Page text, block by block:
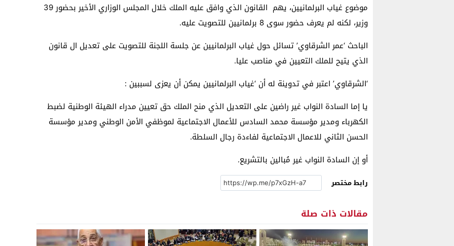
موضوع غياب البرلمانيين، يهم القانون الذي وافق عليه الملك خلال المجلس الوزاري الأخير بحضور 39
وزير، لكنه لم يعرف حضور سوى 8 برلمانيين للتصويت عليه.
الباحث ‘عمر الشرقاوي’ تسائل حول غياب البرلمانيين عن جلسة اللجنة للتصويت على تعديل ال قانون
الذي يتيح للملك التعيين في مناصب عليا.
‘الشرقاوي’ اعتبر في تدوينة له أن ‘غياب البرلمانيين يمكن أن يعزى لسببين :
يا إما السادة النواب غير راضين على التعديل الذي منح الملك حق تعيين مدراء الهيئة الوطنية لضبط
الكهرباء ومدير مؤسسة محمد السادس للأعمال الاجتماعية لموظفي الأمن الوطني ومدير مؤسسة
الحسن الثاني للاعمال الاجتماعية لفاءدة رجال السلطة.
أو إن السادة النواب غير مُبالين بالتشريع.
رابط مختصر
مقالات ذات صلة